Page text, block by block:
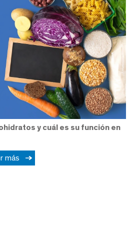
y cuál es su función en
más